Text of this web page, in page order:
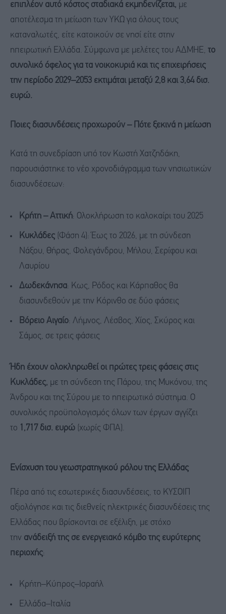
επιπλέον αυτό κόστος σταδιακά εκμηδενίζεται, με
αποτέλεσμα τη μείωση των ΥΚΩ για όλους τους
καταναλωτές, είτε κατοικούν σε νησί είτε στην
ηπειρωτική Ελλάδα. Σύμφωνα με μελέτες του ΑΔΜΗΕ, το
συνολικό όφελος για τα νοικοκυριά και τις επιχειρήσεις
την περίοδο 2029–2053 εκτιμάται μεταξύ 2,8 και 3,64 δισ.
ευρώ.
Ποιες διασυνδέσεις προχωρούν – Πότε ξεκινά η μείωση
Κατά τη συνεδρίαση υπό τον Κωστή Χατζηδάκη,
παρουσιάστηκε το νέο χρονοδιάγραμμα των νησιωτικών
διασυνδέσεων:
Κρήτη – Αττική: Ολοκλήρωση το καλοκαίρι του 2025
Κυκλάδες (Φάση 4): Έως το 2026, με τη σύνδεση
Νάξου, Θήρας, Φολεγάνδρου, Μήλου, Σερίφου και
Λαυρίου
Δωδεκάνησα: Κως, Ρόδος και Κάρπαθος θα
διασυνδεθούν με την Κόρινθο σε δύο φάσεις
Βόρειο Αιγαίο: Λήμνος, Λέσβος, Χίος, Σκύρος και
Σάμος, σε τρεις φάσεις
Ήδη έχουν ολοκληρωθεί οι πρώτες τρεις φάσεις στις
Κυκλάδες, με τη σύνδεση της Πάρου, της Μυκόνου, της
Άνδρου και της Σύρου με το ηπειρωτικό σύστημα. Ο
συνολικός προϋπολογισμός όλων των έργων αγγίζει
το
1,717 δισ. ευρώ (χωρίς ΦΠΑ).
Ενίσχυση του γεωστρατηγικού ρόλου της Ελλάδας
Πέρα από τις εσωτερικές διασυνδέσεις, το ΚΥΣΟΙΠ
αξιολόγησε και τις διεθνείς ηλεκτρικές διασυνδέσεις της
Ελλάδας που βρίσκονται σε εξέλιξη, με στόχο
την ανάδειξή της σε ενεργειακό κόμβο της ευρύτερης
περιοχής:
Κρήτη–Κύπρος–Ισραήλ
Ελλάδα–Ιταλία